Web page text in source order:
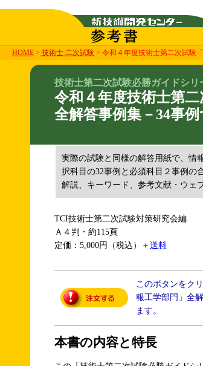
HOME > 技術士 二次試験 > 令和４年度技術士第二次試験
技術士第二次試験必勝ガイドシリ
令和４年度技術士第二
全解答事例集－34事例
実際の試験と同様の解答用紙で、情
択科目の32事例と必須科目２事例の
解説、キーワード、参考文献・ウェ
TCI技術士第二次試験対策研究会編
Ａ４判・約115頁
定価：5,000円（税込）＋ 送料
このボタンをク
報工学部門」全
ます。
本書の内容と特長